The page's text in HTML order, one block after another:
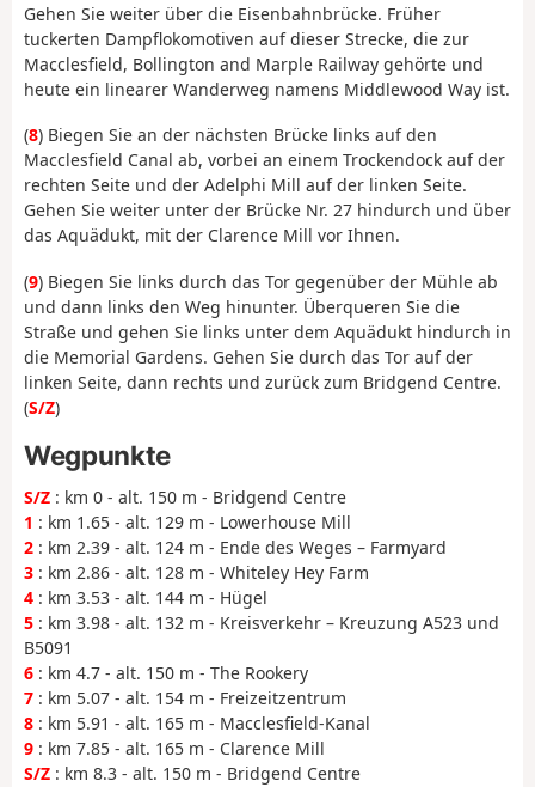
Gehen Sie weiter über die Eisenbahnbrücke. Früher
tuckerten Dampflokomotiven auf dieser Strecke, die zur
Macclesfield, Bollington and Marple Railway gehörte und
heute ein linearer Wanderweg namens Middlewood Way ist.
(8) Biegen Sie an der nächsten Brücke links auf den
Macclesfield Canal ab, vorbei an einem Trockendock auf der
rechten Seite und der Adelphi Mill auf der linken Seite.
Gehen Sie weiter unter der Brücke Nr. 27 hindurch und über
das Aquädukt, mit der Clarence Mill vor Ihnen.
(9) Biegen Sie links durch das Tor gegenüber der Mühle ab
und dann links den Weg hinunter. Überqueren Sie die
Straße und gehen Sie links unter dem Aquädukt hindurch in
die Memorial Gardens. Gehen Sie durch das Tor auf der
linken Seite, dann rechts und zurück zum Bridgend Centre.
(S/Z)
Wegpunkte
S/Z : km 0 - alt. 150 m - Bridgend Centre
1 : km 1.65 - alt. 129 m - Lowerhouse Mill
2 : km 2.39 - alt. 124 m - Ende des Weges – Farmyard
3 : km 2.86 - alt. 128 m - Whiteley Hey Farm
4 : km 3.53 - alt. 144 m - Hügel
5 : km 3.98 - alt. 132 m - Kreisverkehr – Kreuzung A523 und
B5091
6 : km 4.7 - alt. 150 m - The Rookery
7 : km 5.07 - alt. 154 m - Freizeitzentrum
8 : km 5.91 - alt. 165 m - Macclesfield-Kanal
9 : km 7.85 - alt. 165 m - Clarence Mill
S/Z : km 8.3 - alt. 150 m - Bridgend Centre